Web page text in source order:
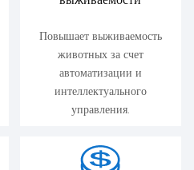
Повышает выживаемость
животных за счет
автоматизации и
интеллектуального
управления.